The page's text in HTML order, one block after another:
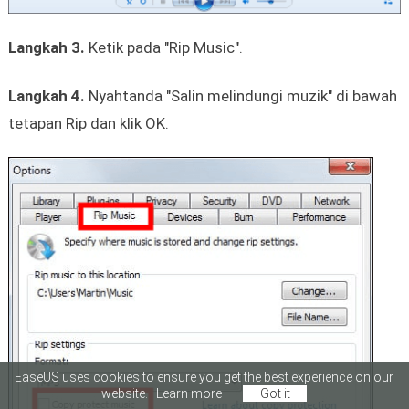
Langkah 3. Ketik pada "Rip Music".
Langkah 4. Nyahtanda "Salin melindungi muzik" di bawah
tetapan Rip dan klik OK.
EaseUS uses cookies to ensure you get the best experience on our
website.
Learn more Got it